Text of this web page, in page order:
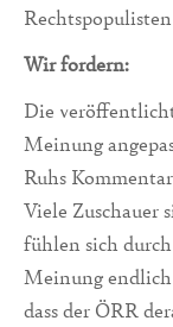
Wir fordern:
Die
Meinung
Ruhs
Viele Zuschauer
fühlen sich
Meinung
dass der ÖRR